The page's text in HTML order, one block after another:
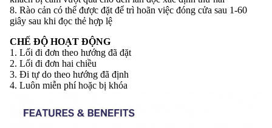
8. Rào cản có thể được đặt để trì hoãn việc đóng cửa sau 1-60
giây sau khi đọc thẻ hợp lệ
CHẾ ĐỘ HOẠT ĐỘNG
1. Lối đi đơn theo hướng đã đặt
2. Lối đi đơn hai chiều
3. Đi tự do theo hướng đã định
4. Luôn miễn phí hoặc bị khóa